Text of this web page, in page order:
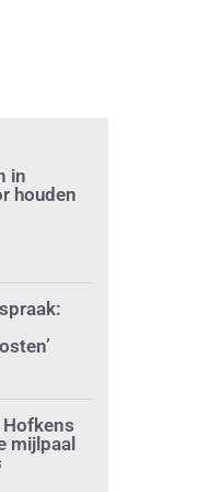
in
houden
mijlpaal